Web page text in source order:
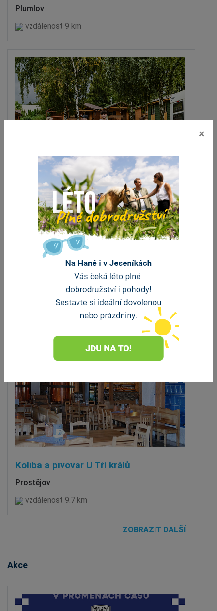
Plumlov
vzdálenost 9 km
Autokemp Mostkovice
Mostkovice
vzdálenost 9.1 km
ZOBRAZIT DALŠÍ
Koliba a pivovar U Tří králů
Prostějov
vzdálenost 9.7 km
ZOBRAZIT DALŠÍ
Akce
×